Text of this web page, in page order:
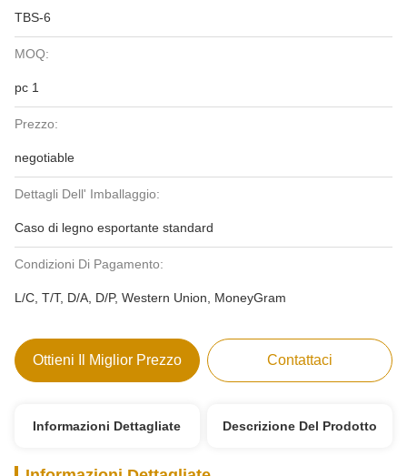
TBS-6
MOQ:
pc 1
Prezzo:
negotiable
Dettagli Dell' Imballaggio:
Caso di legno esportante standard
Condizioni Di Pagamento:
L/C, T/T, D/A, D/P, Western Union, MoneyGram
Ottieni Il Miglior Prezzo Contattaci
Informazioni Dettagliate Descrizione Del Prodotto